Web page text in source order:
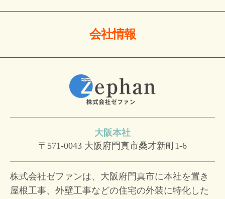
会社情報
大阪本社
〒571-0043 大阪府門真市桑才新町1-6
株式会社ゼファンは、大阪府門真市に本社を置き
屋根工事、外壁工事などの住宅の外装に特化した